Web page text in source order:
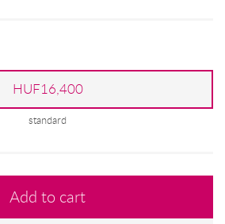
HUF16,400
standard
Add to cart